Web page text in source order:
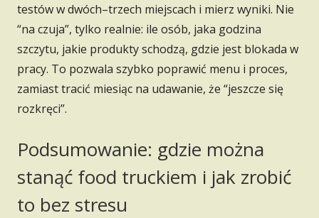
testów w dwóch–trzech miejscach i mierz wyniki. Nie
“na czuja”, tylko realnie: ile osób, jaka godzina
szczytu, jakie produkty schodzą, gdzie jest blokada w
pracy. To pozwala szybko poprawić menu i proces,
zamiast tracić miesiąc na udawanie, że “jeszcze się
rozkręci”.
Podsumowanie: gdzie można
stanąć food truckiem i jak zrobić
to bez stresu